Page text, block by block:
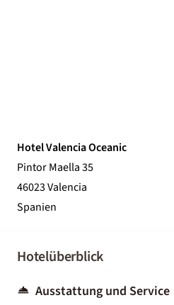
Hotel Valencia Oceanic
Pintor Maella 35
46023 Valencia
Spanien
Hotelüberblick
Ausstattung und Service